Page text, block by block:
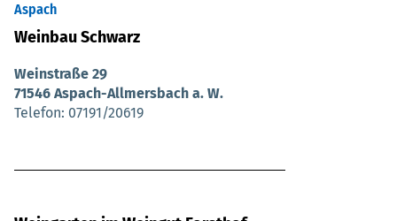
Aspach
Weinbau Schwarz
Weinstraße 29
71546 Aspach-Allmersbach a. W.
Telefon 07191/20619